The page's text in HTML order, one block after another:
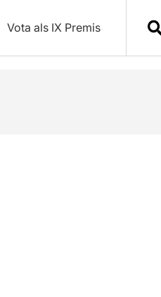
Vota als IX Premis